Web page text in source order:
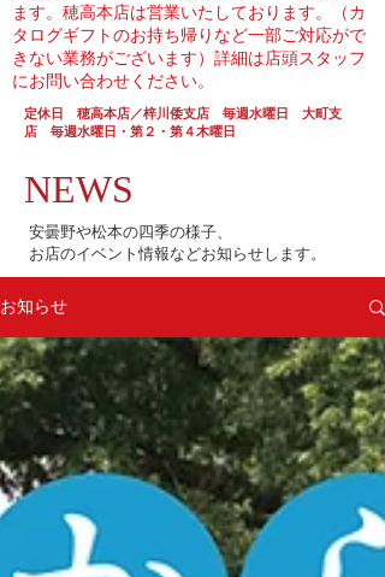
ます。 穂高本店は営業いたしております。（カ
タログギフトのお持ち帰りなど一部ご対応がで
きない業務がございます） 詳細は店頭スタッフ
にお問い合わせください。
定休日 穂高本店／梓川倭支店 毎週水曜日 大町支
店 毎週水曜日・第２・第４木曜日
NEWS
安曇野や松本の四季の様子、
お店のイベント情報などお知らせします。
お知らせ